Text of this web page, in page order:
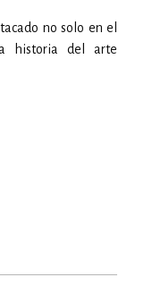
no solo en el
historia del arte